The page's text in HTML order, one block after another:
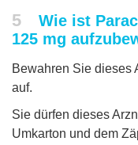
5
Wie ist
125 mg
Bewahren Sie dieses
auf.
Sie dürfen dieses
Umkarton und dem